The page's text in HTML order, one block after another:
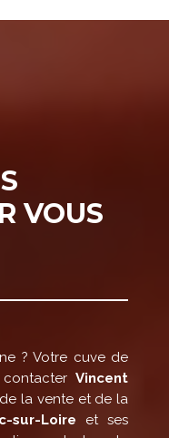
VOUS
? Votre cuve de
contacterVincent
la vente et de la
sur-Loire et ses